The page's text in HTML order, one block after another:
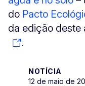
do Pacto
da edição deste
.
NOTÍCIA
12 de maio de